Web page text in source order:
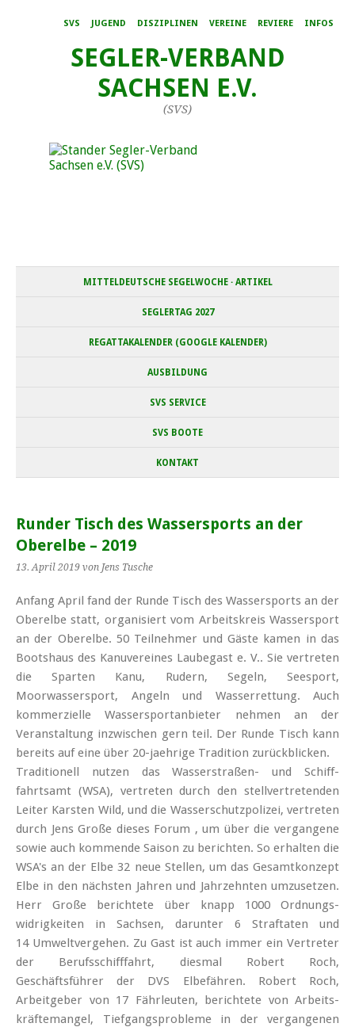
SVS JUGEND DISZIPLINEN VEREINE REVIERE INFOS
SEGLER-VERBAND
SACHSEN E.V.
(SVS)
MITTELDEUTSCHE SEGELWOCHE · ARTIKEL
SEGLERTAG 2027
REGATTAKALENDER (GOOGLE KALENDER)
AUSBILDUNG
SVS SERVICE
SVS BOOTE
KONTAKT
Runder Tisch des Wassersports an der
Oberelbe – 2019
13. April 2019 von Jens Tusche
Anfang April fand der Runde Tisch des Wassersports an der
Oberelbe statt, organisiert vom Arbeitskreis Wassersport
an der Oberelbe. 50 Teilnehmer und Gäste kamen in das
Bootshaus des Kanuvereines Laubegast e. V.. Sie vertreten
die Sparten Kanu, Rudern, Segeln, Seesport,
Moorwassersport, Angeln und Wasserrettung. Auch
kommerzielle Wassersportanbieter nehmen an der
Veranstaltung inzwischen gern teil. Der Runde Tisch kann
bereits auf eine über 20-jaehrige Tradition zurückblicken.
Traditionell nutzen das Wasser­straßen- und Schiff­
fahrtsamt (WSA), vertreten durch den stell­vertretenden
Leiter Karsten Wild, und die Wasser­schutz­polizei, vertreten
durch Jens Große dieses Forum , um über die vergangene
sowie auch kommende Saison zu berichten. So erhalten die
WSA's an der Elbe 32 neue Stellen, um das Gesamt­konzept
Elbe in den nächsten Jahren und Jahrzehnten umzusetzen.
Herr Große berichtete über knapp 1000 Ordnungs­
widrigkeiten in Sachsen, darunter 6 Straftaten und
14 Umwelt­vergehen. Zu Gast ist auch immer ein Vertreter
der Berufs­schiff­fahrt, diesmal Robert Roch,
Geschäftsführer der DVS Elbefähren. Robert Roch,
Arbeitgeber von 17 Fährleuten, berichtete von Arbeits­
kräfte­mangel, Tiefgangs­probleme in der vergangenen